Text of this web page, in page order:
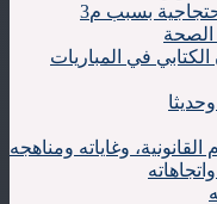
بسبب م3
في المباريات
القانونية، وغاياته ومناهجه